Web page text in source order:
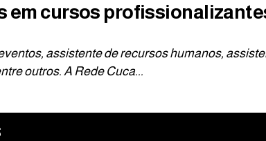
em cursos
assistente de recursos humanos,
outros. A Rede Cuca...